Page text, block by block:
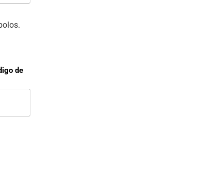
de